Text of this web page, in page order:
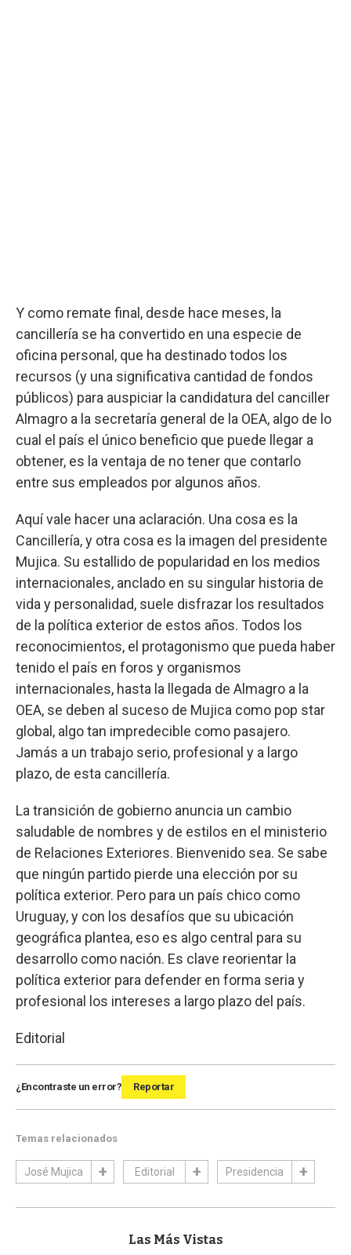
Y como remate final, desde hace meses, la
cancillería se ha convertido en una especie de
oficina personal, que ha destinado todos los
recursos (y una significativa cantidad de fondos
públicos) para auspiciar la candidatura del canciller
Almagro a la secretaría general de la OEA, algo de lo
cual el país el único beneficio que puede llegar a
obtener, es la ventaja de no tener que contarlo
entre sus empleados por algunos años.
Aquí vale hacer una aclaración. Una cosa es la
Cancillería, y otra cosa es la imagen del presidente
Mujica. Su estallido de popularidad en los medios
internacionales, anclado en su singular historia de
vida y personalidad, suele disfrazar los resultados
de la política exterior de estos años. Todos los
reconocimientos, el protagonismo que pueda haber
tenido el país en foros y organismos
internacionales, hasta la llegada de Almagro a la
OEA, se deben al suceso de Mujica como pop star
global, algo tan impredecible como pasajero.
Jamás a un trabajo serio, profesional y a largo
plazo, de esta cancillería.
La transición de gobierno anuncia un cambio
saludable de nombres y de estilos en el ministerio
de Relaciones Exteriores. Bienvenido sea. Se sabe
que ningún partido pierde una elección por su
política exterior. Pero para un país chico como
Uruguay, y con los desafíos que su ubicación
geográfica plantea, eso es algo central para su
desarrollo como nación. Es clave reorientar la
política exterior para defender en forma seria y
profesional los intereses a largo plazo del país.
Editorial
¿Encontraste un error? Reportar
Temas relacionados
José Mujica Editorial Presidencia
Las Más Vistas